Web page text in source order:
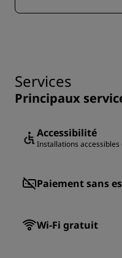
Services
Principaux
Accessibilité
Installations accessibles
Paiement sans
Wi-Fi gratuit